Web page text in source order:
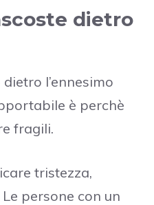
dietro
l’ennesimo
è perchè
fragili.
tristezza,
persone con un